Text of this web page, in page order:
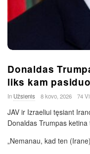
Donaldas
liks kam
In Užsienis 8 kovo, 2026 74
JAV ir Izraeliui tęsiant
Donaldas Trumpas ketina
„Nemanau, kad ten